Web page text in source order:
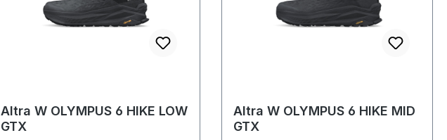
Altra W OLYMPUS 6 HIKE LOW
GTX
Altra W OLYMPUS 6 HIKE MID
GTX